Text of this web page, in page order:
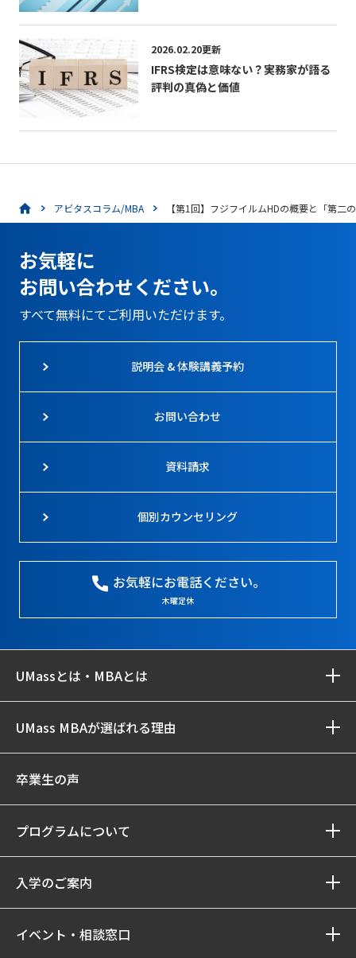
2026.02.20更新
IFRS検定は意味ない？実務家が語る
評判の真偽と価値
アビタスコラム/MBA 【第1回】フジフイルムHDの概要と「第
お気軽に
お問い合わせください。
すべて無料にてご利用いただけます。
説明会 & 体験講義予約
お問い合わせ
資料請求
個別カウンセリング
お気軽にお電話ください。
木曜定休
UMassとは・MBAとは
UMass MBAが選ばれる理由
卒業生の声
プログラムについて
入学のご案内
イベント・相談窓口